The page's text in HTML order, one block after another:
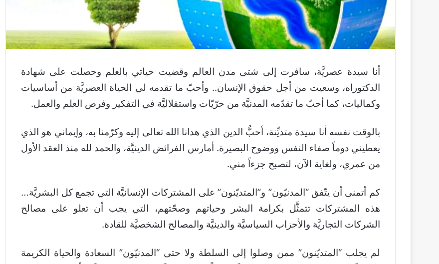
أنا سيدة عصريَّة، سافرت إلى شتى مدن العالم وقضيت حياتي بالعلم وحصلت على شهادة
الدكتوراه، وسعيت من أجل حقوق الإنسان.. وأحبّ ما تقدمه لي الحياة العصريَّة من أساسيات
وكماليات، كما أحبّ ما تقدّمه المدنيَّة من حرّيّات واستقلاليَّة في التفكير وفرص العلم والعمل.
بالوقت نفسه أنا سيدة متديِّنة، أحبُّ الدين الذي هدانا الله تعالى إليه وكرّمنا به، وإيماني هو الذي
يعطيني دوماً صفاء النفس ووضوح البصيرة. أمارس الفرائض الدينيَّة، والحمد لله منذ العقد الأول
من عمري، ولغاية الآن، لتصبح جزءاً مني.
كم أتمنى أن يتّفق “المدنيّون” و”المتديّنون” على المشتركات الإنسانيَّة التي تجمع كل البشريَّة…
هذه المشتركات تتمثَّل بكرامة البشر وحياتهم وصحّتهم، التي يجب أن تعلو على مصالح
الشركات التجاريَّة والأحزاب السياسيَّة والدينيَّة والمصالح الشخصيَّة للقادة.
لم يجلب “المتديّنون” ممن وصلوا إلى السلطة ولا حتى “المدنيّون” السعادة والحياة الكريمة